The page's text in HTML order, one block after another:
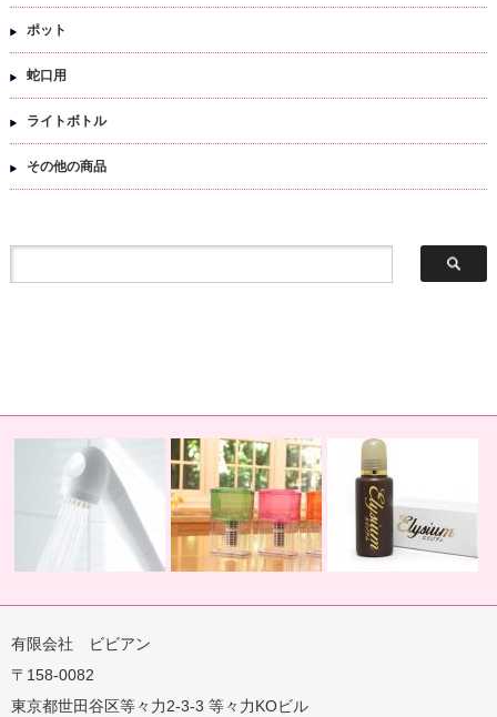
ポット
蛇口用
ライトボトル
その他の商品
用地球の恵みを シャワー
有限会社 ビビアン
〒158-0082
東京都世田谷区等々力2-3-3 等々力KOビル